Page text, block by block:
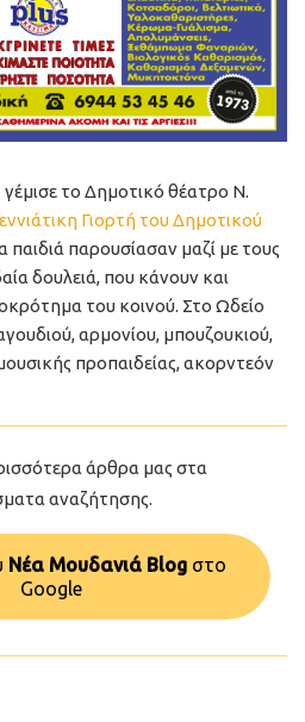
το Δημοτικό θέατρο Ν.
Γιορτή του Δημοτικού
παιδιά παρουσίασαν μαζί με τους
δουλειά, που κάνουν και
του κοινού. Στο Ωδείο
αρμονίου, μπουζουκιού,
προπαιδείας, ακορντεόν
άρθρα μας στα
αναζήτησης.
Νέα Μουδανιά Blog στo
Google